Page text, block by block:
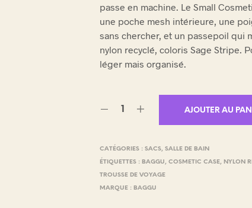
P
A
I
E
R
T
.
passe en machine. Le Small
une poche mesh intérieure, une
sans chercher, et un passepoil qui
nylon recyclé, coloris Sage Stripe.
léger mais organisé.
AJOUTER AU
CATÉGORIES :SACS,SALLE DE BAIN
ÉTIQUETTES : BAGGU,COSMETIC CASE, NYLON
TROUSSE DE VOYAGE
MARQUE : BAGGU